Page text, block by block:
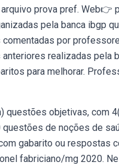
prova pref. Web👉
pela banca ibgp
por
realizadas pela
para melhorar.
questões objetivas, com
questões de noções de
gabarito ou respostas
fabriciano/mg 2020.